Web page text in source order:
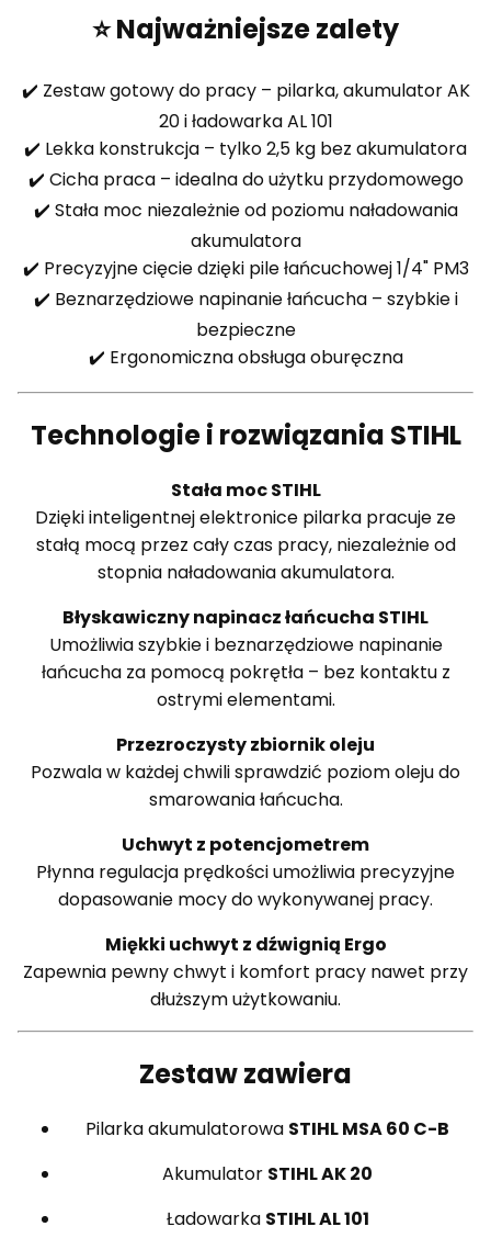
⭐ Najważniejsze zalety
✔️ Zestaw gotowy do pracy – pilarka, akumulator AK
20 i ładowarka AL 101
✔️ Lekka konstrukcja – tylko 2,5 kg bez akumulatora
✔️ Cicha praca – idealna do użytku przydomowego
✔️ Stała moc niezależnie od poziomu naładowania
akumulatora
✔️ Precyzyjne cięcie dzięki pile łańcuchowej 1/4" PM3
✔️ Beznarzędziowe napinanie łańcucha – szybkie i
bezpieczne
✔️ Ergonomiczna obsługa oburęczna
Technologie i rozwiązania STIHL
Stała moc STIHL
Dzięki inteligentnej elektronice pilarka pracuje ze
stałą mocą przez cały czas pracy, niezależnie od
stopnia naładowania akumulatora.
Błyskawiczny napinacz łańcucha STIHL
Umożliwia szybkie i beznarzędziowe napinanie
łańcucha za pomocą pokrętła – bez kontaktu z
ostrymi elementami.
Przezroczysty zbiornik oleju
Pozwala w każdej chwili sprawdzić poziom oleju do
smarowania łańcucha.
Uchwyt z potencjometrem
Płynna regulacja prędkości umożliwia precyzyjne
dopasowanie mocy do wykonywanej pracy.
Miękki uchwyt z dźwignią Ergo
Zapewnia pewny chwyt i komfort pracy nawet przy
dłuższym użytkowaniu.
Zestaw zawiera
Pilarka akumulatorowa STIHL MSA 60 C-B
Akumulator STIHL AK 20
Ładowarka STIHL AL 101